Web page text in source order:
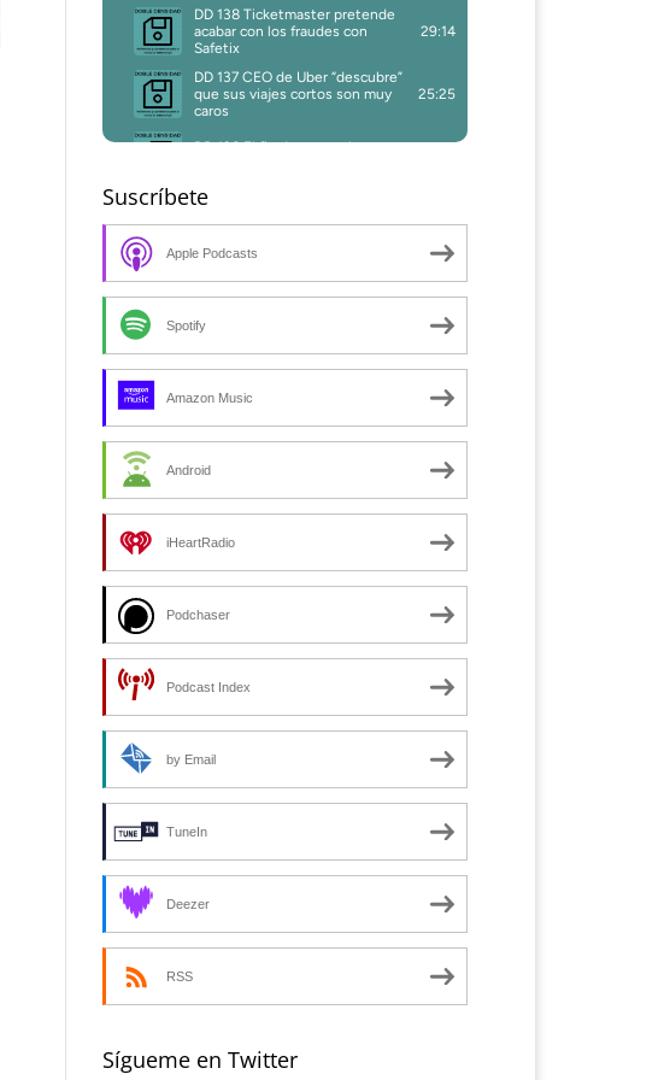
Suscríbete
Apple Podcasts
Spotify
Amazon Music
Android
iHeartRadio
Podchaser
Podcast Index
by Email
TuneIn
Deezer
RSS
Sígueme en Twitter